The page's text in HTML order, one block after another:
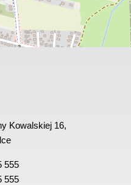
Kowalskiej 16,
555
555